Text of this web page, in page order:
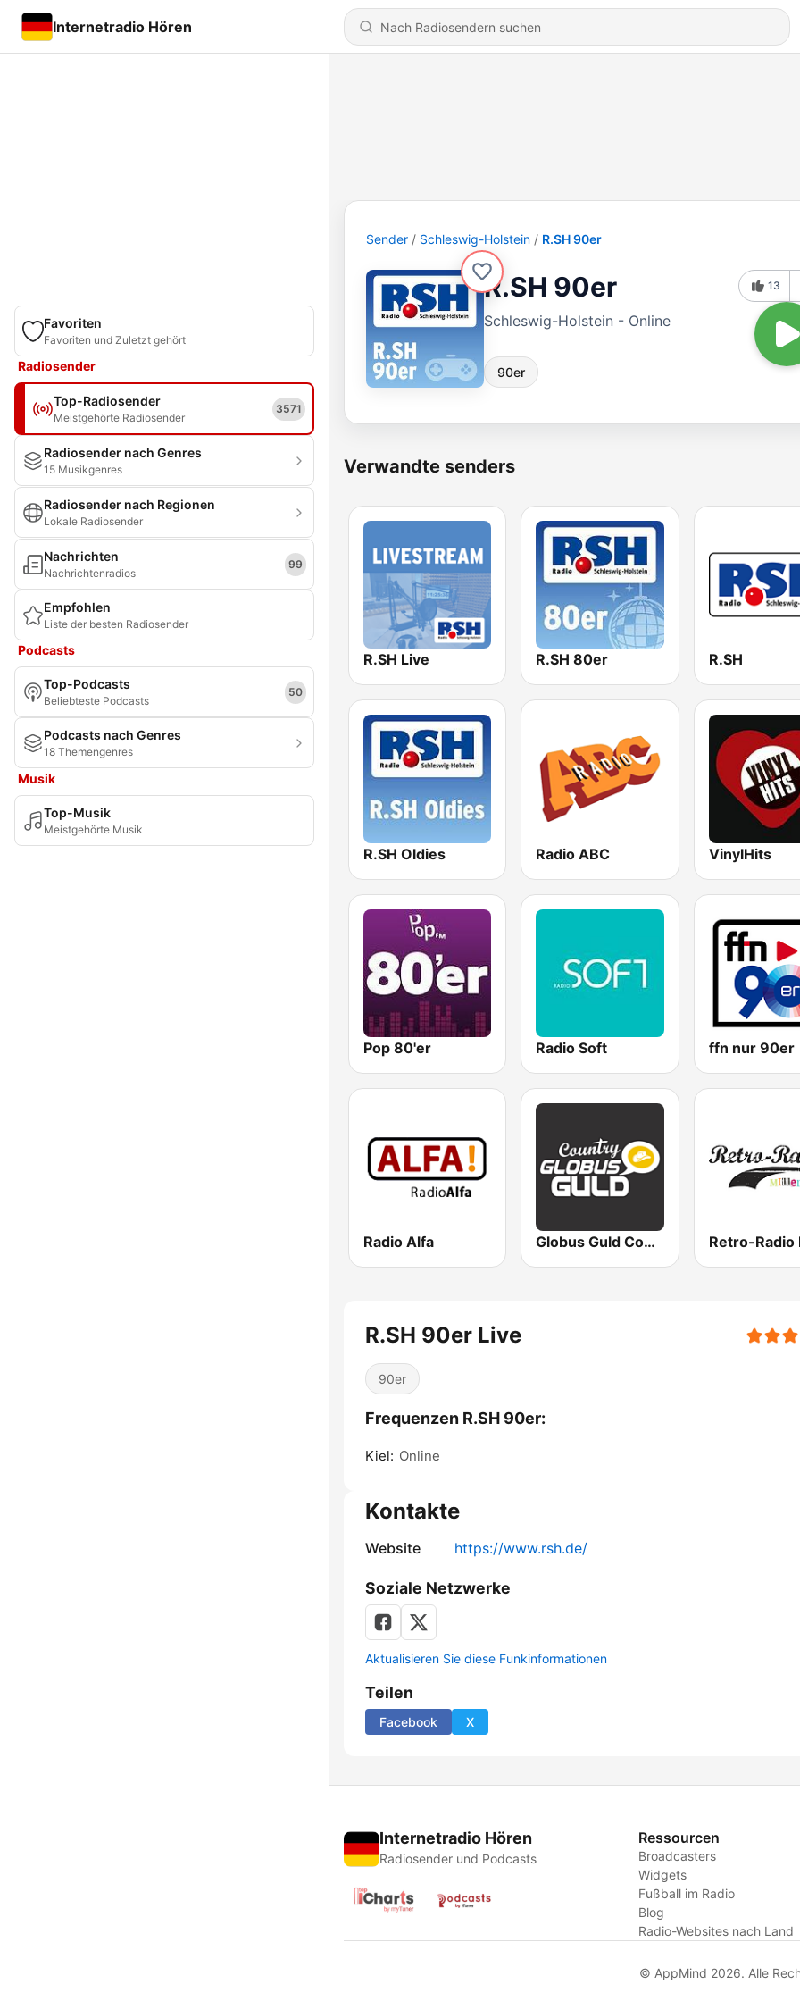
Internetradio Hören
Favoriten
Favoriten und Zuletzt gehört
Radiosender
Top-Radiosender
Meistgehörte Radiosender
3571
Radiosender nach Genres
15 Musikgenres
Radiosender nach Regionen
Lokale Radiosender
Nachrichten
Nachrichtenradios
99
Empfohlen
Liste der besten Radiosender
Podcasts
Top-Podcasts
Beliebteste Podcasts
50
Podcasts nach Genres
18 Themengenres
Musik
Top-Musik
Meistgehörte Musik
Sender Schleswig-Holstein R.SH 90er
R.SH 90er
Schleswig-Holstein - Online
90er
13
Verwandte senders
R.SH Live R.SH 80er R.SH
R.SH Oldies Radio ABC VinylHits
Pop 80'er Radio Soft ffn nur 90er
Radio Alfa Globus Guld Country
R.SH 90er Live
90er
Frequenzen R.SH 90er:
Kiel: Online
Kontakte
Website https://www.rsh.de/
Soziale Netzwerke
Aktualisieren Sie diese Funkinformationen
Teilen
Facebook X
Internetradio Hören
Radiosender und Podcasts
Ressourcen
Broadcasters
Widgets
Fußball im Radio
Blog
Radio-Websites nach Land
© AppMind 2026. Alle